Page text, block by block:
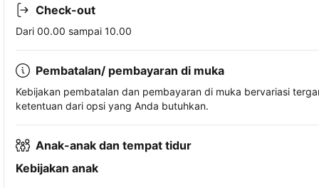
Check-out
Dari 00.00 sampai 10.00
Pembatalan/ pembayaran di muka
Kebijakan pembatalan dan pembayaran di muka bervariasi
ketentuan dari opsi yang Anda butuhkan.
Anak-anak dan tempat tidur
Kebijakan anak